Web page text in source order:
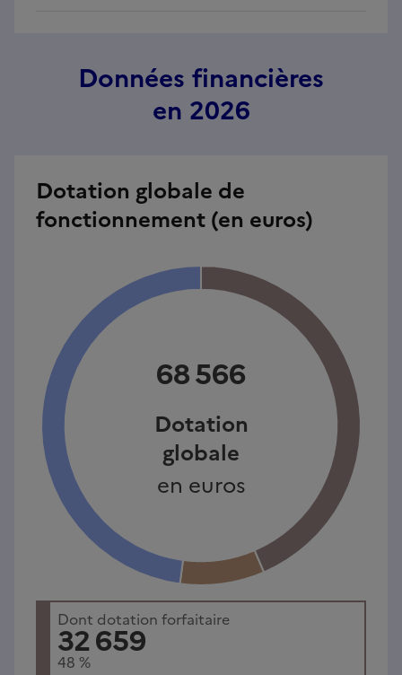
Données financières
en 2026
Dotation globale de
fonctionnement (en euros)
68 566
Dotation
globale
en euros
Dont dotation forfaitaire
32 659
48 %